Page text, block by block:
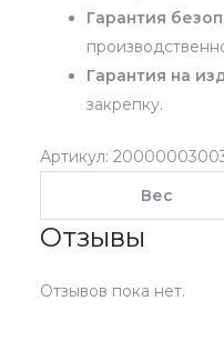
Гарантия
Гарантия на
закрепку.
Артикул:
Вес
Отзывы
Отзывов пока нет.